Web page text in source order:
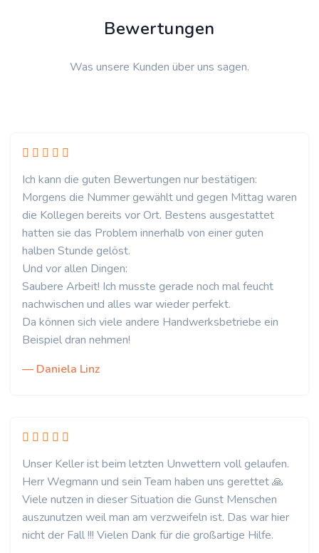
Bewertungen
Was unsere Kunden über uns sagen.
Ich kann die guten Bewertungen nur bestätigen:
Morgens die Nummer gewählt und gegen Mittag waren
die Kollegen bereits vor Ort. Bestens ausgestattet
hatten sie das Problem innerhalb von einer guten
halben Stunde gelöst.
Und vor allen Dingen:
Saubere Arbeit! Ich musste gerade noch mal feucht
nachwischen und alles war wieder perfekt.
Da können sich viele andere Handwerksbetriebe ein
Beispiel dran nehmen!
— Daniela Linz
Unser Keller ist beim letzten Unwettern voll gelaufen.
Herr Wegmann und sein Team haben uns gerettet 🙏
Viele nutzen in dieser Situation die Gunst Menschen
auszunutzen weil man am verzweifeln ist. Das war hier
nicht der Fall !!! Vielen Dank für die großartige Hilfe.